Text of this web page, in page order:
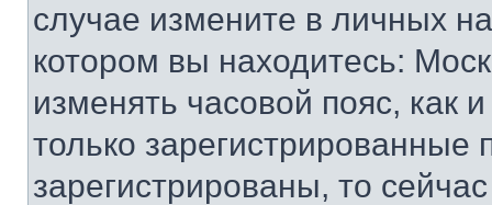
случае измените в личных
котором вы находитесь:
изменять часовой пояс, как
только
зарегистрированы, то